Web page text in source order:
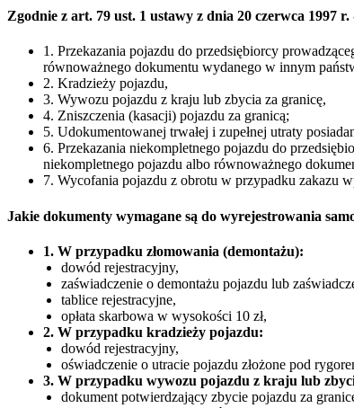
Zgodnie z art. 79 ust. 1 ustawy z dnia 20 czerwca
1. Przekazania pojazdu do przedsiębiorcy
równoważnego dokumentu wydanego w innym
2. Kradzieży pojazdu,
3. Wywozu pojazdu z kraju lub zbycia za granicę,
4. Zniszczenia (kasacji) pojazdu za granicą;
5. Udokumentowanej trwałej i zupełnej utraty
6. Przekazania niekompletnego pojazdu do
niekompletnego pojazdu albo równoważnego
7. Wycofania pojazdu z obrotu w przypadku zakazu
Jakie dokumenty wymagane są do wyrejestrowania
1. W przypadku złomowania (demontażu):
dowód rejestracyjny,
zaświadczenie o demontażu pojazdu lub
tablice rejestracyjne,
opłata skarbowa w wysokości 10 zł,
2. W przypadku kradzieży pojazdu:
dowód rejestracyjny,
oświadczenie o utracie pojazdu złożone pod
3. W przypadku wywozu pojazdu z kraju lub
dokument potwierdzający zbycie pojazdu za